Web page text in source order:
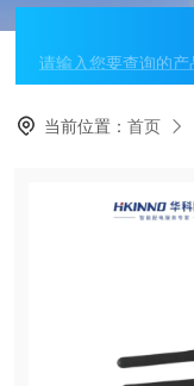
当前位置：首页